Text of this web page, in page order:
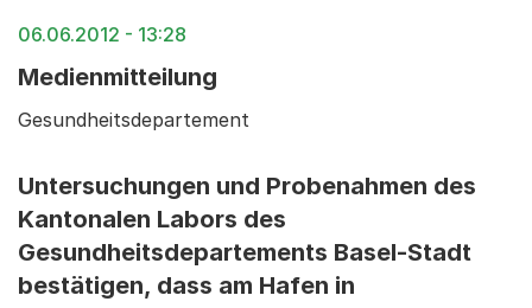
06.06.2012 - 13:28
Medienmitteilung
Gesundheitsdepartement
Untersuchungen und Probenahmen des
Kantonalen Labors des
Gesundheitsdepartements Basel-Stadt
bestätigen, dass am Hafen in